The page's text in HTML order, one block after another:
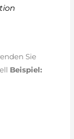
Sie
Beispiel: